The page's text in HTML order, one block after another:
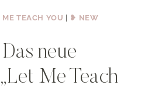
TEACH YOU | ❥ NEW
neue
Me Teach